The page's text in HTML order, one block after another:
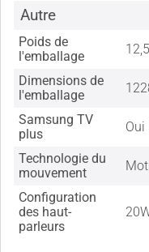
Autre
Poids de
l'emballage
Dimensions de
l'emballage
Samsung TV
plus
Oui
Technologie du
mouvement
Configuration
des haut-
parleurs